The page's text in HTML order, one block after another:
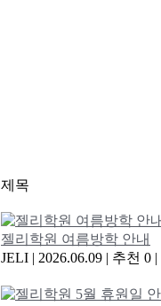
제목
젤리학원 여름방학 안내
JELI | 2026.06.09 | 추천 0 |